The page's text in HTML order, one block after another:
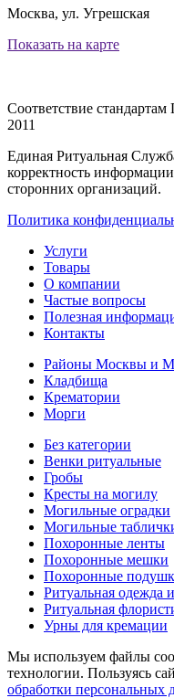
Москва, ул. Угрешская
Показать на карте
Соответствие стандартам
2011
Единая Ритуальная
корректность
сторонних организаций.
Политика
Услуги
Товары
О компании
Частые вопросы
Полезная
Контакты
Районы Москвы и
Кладбища
Крематории
Морги
Без категории
Венки ритуальные
Гробы
Кресты на могилу
Могильные оградки
Могильные
Похоронные ленты
Похоронные мешки
Похоронные
Ритуальная одежда
Ритуальная
Урны для кремации
Мы используем файлы
технологии. Пользуясь
обработки персональных